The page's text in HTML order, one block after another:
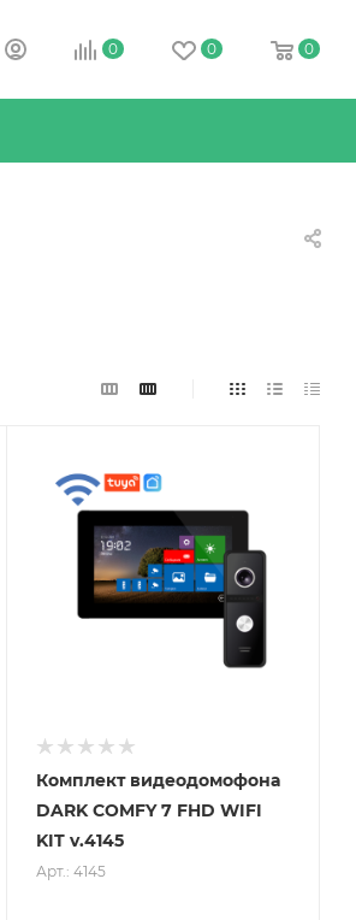
0 0 0
Комплект видеодомофона
DARK COMFY 7 FHD WIFI
KIT v.4145
Арт.: 4145